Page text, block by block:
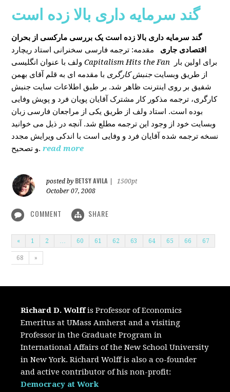
گند سرمایه داری بالا زده است
گند سرمایه داری بالا زده است یک بررسی مارکسی از بحران
اقتصادی جاری
مقدمه: ترجمه فارسی سخنرانی استاد ریچارد
ولف با عنوان انگلیسیCapitalism Hits the Fan
از طریق وبسایتجنبش کارگری با مقدمه ای به قلم آقای بهمن
شفیق بر روی اینترنت ظاهر شد. بر طبق اطلاعات سایت جنبش
کارگری، ترجمه مذکور کار مشترک آقایان پویان فرد و پویش وفایی
بوده است. استاد ولف از طریق یکی از مراجعان فارسی زبان
وبسایت خود از وجود این ترجمه مطلع شد. آنچه در ذیل می خوانید
نسخه ترجمه شده آقایان فرد و وفایی است با اندکی ویرایش مجدد
و تصحیح. read more
posted by BETSY AVILA
1500pt
October 07, 2008
COMMENT SHARE
« 1 2 60 61 62 63 64 65 66 67
68 »
Richard D. Wolffis Professor of Economics
Emeritus at UMass Amherst and a visiting
Professor in the Graduate Program in
International Affairs of the New School University
in New York. Richard Wolff is also a co-founder
and active contributor of his non-profit:
Democracy at Work